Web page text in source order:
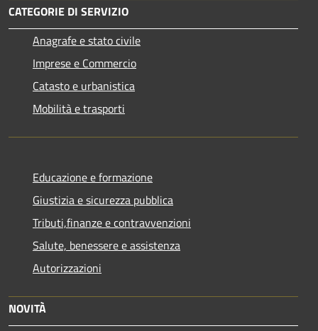
CATEGORIE DI SERVIZIO
Anagrafe e stato civile
Imprese e Commercio
Catasto e urbanistica
Mobilità e trasporti
Educazione e formazione
Giustizia e sicurezza pubblica
Tributi,finanze e contravvenzioni
Salute, benessere e assistenza
Autorizzazioni
NOVITÀ